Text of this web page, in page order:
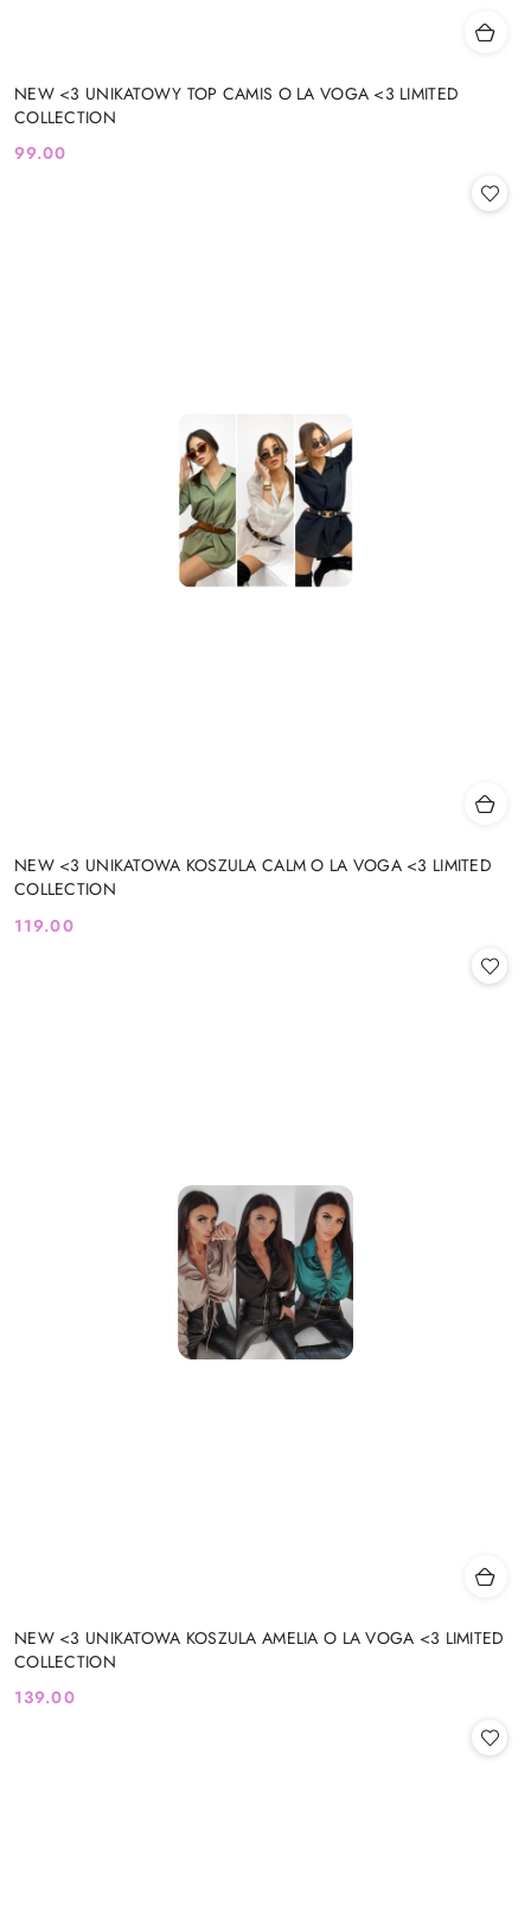
NEW <3 UNIKATOWY TOP CAMIS O LA VOGA <3 LIMITED
COLLECTION
Cena:
99.00
NEW <3 UNIKATOWA KOSZULA CALM O LA VOGA <3 LIMITED
COLLECTION
Cena:
119.00
NEW <3 UNIKATOWA KOSZULA AMELIA O LA VOGA <3 LIMITED
COLLECTION
Cena:
139.00